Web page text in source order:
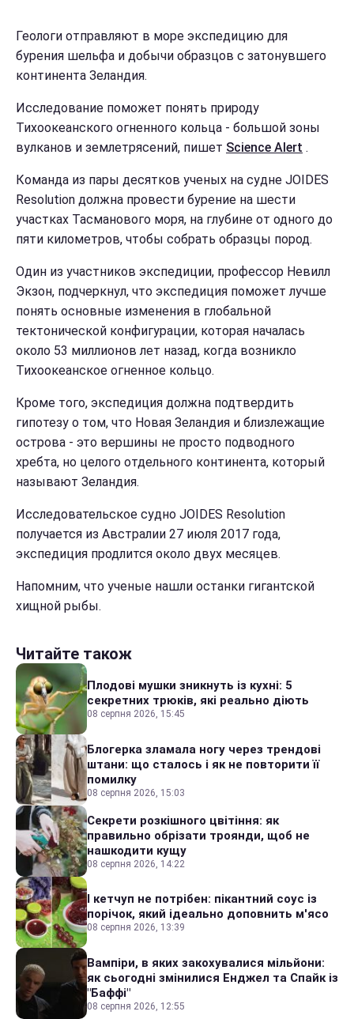
Геологи отправляют в море экспедицию для
бурения шельфа и добычи образцов с затонувшего
континента Зеландия.
Исследование поможет понять природу
Тихоокеанского огненного кольца - большой зоны
вулканов и землетрясений, пишет Science Alert .
Команда из пары десятков ученых на судне JOIDES
Resolution должна провести бурение на шести
участках Тасманового моря, на глубине от одного до
пяти километров, чтобы собрать образцы пород.
Один из участников экспедиции, профессор Невилл
Экзон, подчеркнул, что экспедиция поможет лучше
понять основные изменения в глобальной
тектонической конфигурации, которая началась
около 53 миллионов лет назад, когда возникло
Тихоокеанское огненное кольцо.
Кроме того, экспедиция должна подтвердить
гипотезу о том, что Новая Зеландия и близлежащие
острова - это вершины не просто подводного
хребта, но целого отдельного континента, который
называют Зеландия.
Исследовательское судно JOIDES Resolution
получается из Австралии 27 июля 2017 года,
экспедиция продлится около двух месяцев.
Напомним, что ученые нашли останки гигантской
хищной рыбы.
Читайте також
Плодові мушки зникнуть із кухні: 5
секретних трюків, які реально діють
08 серпня 2026, 15:45
Блогерка зламала ногу через трендові
штани: що сталось і як не повторити її
помилку
08 серпня 2026, 15:03
Секрети розкішного цвітіння: як
правильно обрізати троянди, щоб не
нашкодити кущу
08 серпня 2026, 14:22
І кетчуп не потрібен: пікантний соус із
порічок, який ідеально доповнить м'ясо
08 серпня 2026, 13:39
Вампіри, в яких закохувалися мільйони:
як сьогодні змінилися Енджел та Спайк із
"Баффі"
08 серпня 2026, 12:55